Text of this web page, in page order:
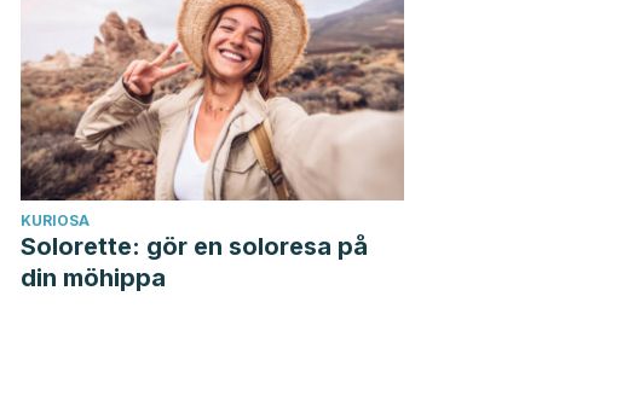
KURIOSA
Solorette: gör en soloresa på
din möhippa